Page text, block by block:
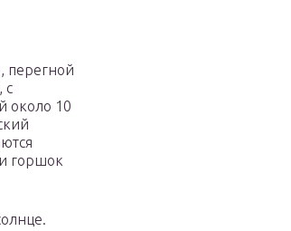
перегной
с
около 10
горшок